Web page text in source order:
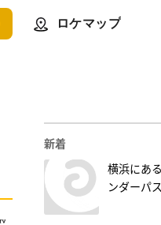
ロケマップ
新着
横浜にあ
ンダーパ
階建てに